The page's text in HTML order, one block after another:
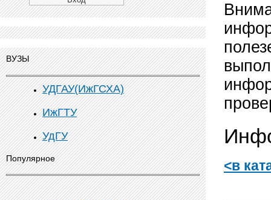
ВУЗЫ
УДГАУ(ИжГСХА)
ИжГТУ
УдГУ
Популярное <в